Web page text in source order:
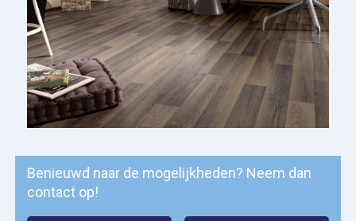
Benieuwd naar de mogelijkheden? Neem dan
contact op!